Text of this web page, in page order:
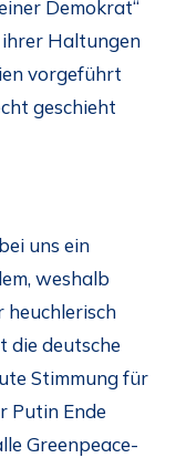
Demokrat“
ihrer Haltungen
vorgeführt
geschieht
uns ein
weshalb
heuchlerisch
die deutsche
Stimmung für
Putin Ende
Greenpeace-